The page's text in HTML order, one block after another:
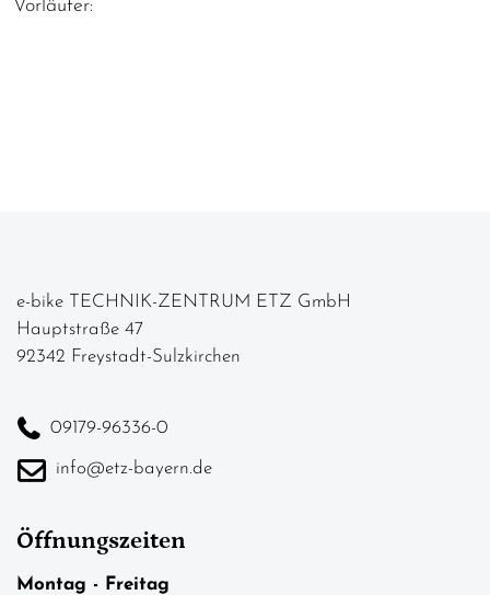
Vorläufer:
e-bike TECHNIK-ZENTRUM ETZ GmbH
Hauptstraße 47
92342 Freystadt-Sulzkirchen
09179-96336-0
info@etz-bayern.de
Öffnungszeiten
Montag - Freitag